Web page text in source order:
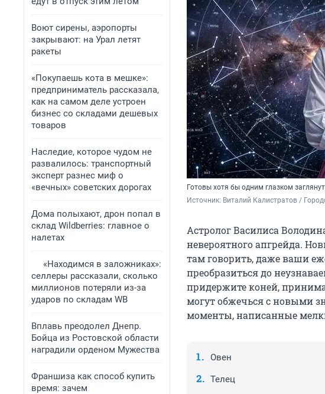
Воют сирены, аэропорты
закрывают: на Урал летят
ракеты
«Покупаешь кота в мешке»:
предприниматель рассказала,
как на самом деле устроен
бизнес со складами дешевых
товаров
Наследие, которое чудом не
развалилось: транспортный
эксперт разнес миф о
«вечных» советских дорогах
Дома полыхают, дрон попал в
склад Wildberries: главное о
налетах
«Находимся в заложниках»:
селлеры рассказали, сколько
миллионов потеряли из-за
ударов по складам WB
Вплавь преодолел Днепр.
Бойца из Ростовской области
наградили орденом Мужества
Франшиза как способ купить
время: зачем
Готовы хотя бы одним глазком
Источник: Виталий Калистратов /
Астролог Василиса
невероятного апгрейда.
там говорить, даже ваши
преобразиться до
придержите коней,
могут обжечься с новыми
моменты, написанные
Овен
Телец